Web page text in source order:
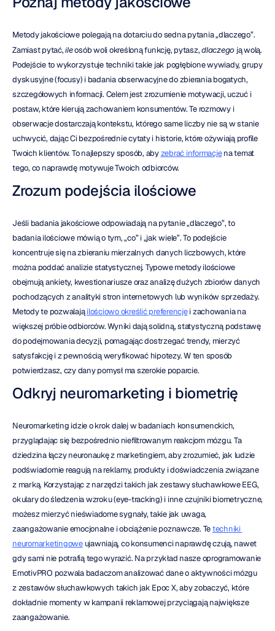
Metody jakościowe polegają na dotarciu do sedna pytania „dlaczego”.
Zamiast pytać, ile osób woli określoną funkcję, pytasz, dlaczego ją wolą.
Podejście to wykorzystuje techniki takie jak pogłębione wywiady, grupy
dyskusyjne (focusy) i badania obserwacyjne do zbierania bogatych,
szczegółowych informacji. Celem jest zrozumienie motywacji, uczuć i
postaw, które kierują zachowaniem konsumentów. Te rozmowy i
obserwacje dostarczają kontekstu, którego same liczby nie są w stanie
uchwycić, dając Ci bezpośrednie cytaty i historie, które ożywiają profile
Twoich klientów. To najlepszy sposób, aby zebrać informacje na temat
tego, co naprawdę motywuje Twoich odbiorców.
Zrozum podejścia ilościowe
Jeśli badania jakościowe odpowiadają na pytanie „dlaczego”, to
badania ilościowe mówią o tym, „co” i „jak wiele”. To podejście
koncentruje się na zbieraniu mierzalnych danych liczbowych, które
można poddać analizie statystycznej. Typowe metody ilościowe
obejmują ankiety, kwestionariusze oraz analizę dużych zbiorów danych
pochodzących z analityki stron internetowych lub wyników sprzedaży.
Metody te pozwalają ilościowo określić preferencje i zachowania na
większej próbie odbiorców. Wyniki dają solidną, statystyczną podstawę
do podejmowania decyzji, pomagając dostrzegać trendy, mierzyć
satysfakcję i z pewnością weryfikować hipotezy. W ten sposób
potwierdzasz, czy dany pomysł ma szerokie poparcie.
Odkryj neuromarketing i biometrię
Neuromarketing idzie o krok dalej w badaniach konsumenckich,
przyglądając się bezpośrednio niefiltrowanym reakcjom mózgu. Ta
dziedzina łączy neuronaukę z marketingiem, aby zrozumieć, jak ludzie
podświadomie reagują na reklamy, produkty i doświadczenia związane
z marką. Korzystając z narzędzi takich jak zestawy słuchawkowe EEG,
okulary do śledzenia wzroku (eye-tracking) i inne czujniki biometryczne,
możesz mierzyć nieświadome sygnały, takie jak uwaga,
zaangażowanie emocjonalne i obciążenie poznawcze. Te techniki
neuromarketingowe ujawniają, co konsumenci naprawdę czują, nawet
gdy sami nie potrafią tego wyrazić. Na przykład nasze oprogramowanie
EmotivPRO pozwala badaczom analizować dane o aktywności mózgu
z zestawów słuchawkowych takich jak Epoc X, aby zobaczyć, które
dokładnie momenty w kampanii reklamowej przyciągają największe
zaangażowanie.